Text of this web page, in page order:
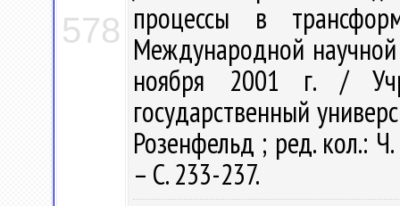
578 процессы в
Международной
ноября 2001 г. /
государственный
Розенфельд ; ред. кол.:
– С. 233-237.